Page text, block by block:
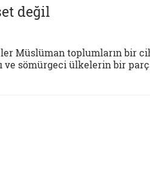
değil
Müslüman toplumların bir
ve sömürgeci ülkelerin bir